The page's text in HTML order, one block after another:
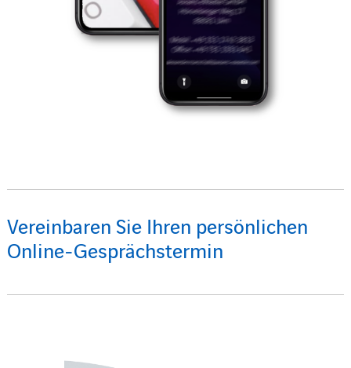
Vereinbaren Sie Ihren persönlichen
Online-Gesprächstermin